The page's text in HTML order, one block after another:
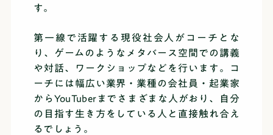
す。
第一線で活躍する現役社会人がコーチとな
り、ゲームのようなメタバース空間での講義
や対話、ワークショップなどを行います。コ
ーチには幅広い業界・業種の会社員・起業家
からYouTuberまでさまざまな人がおり、自分
の目指す生き方をしている人と直接触れ合え
るでしょう。